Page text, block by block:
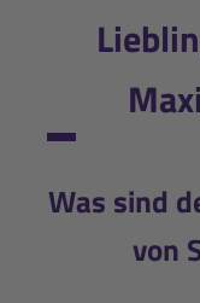
Was sind
von